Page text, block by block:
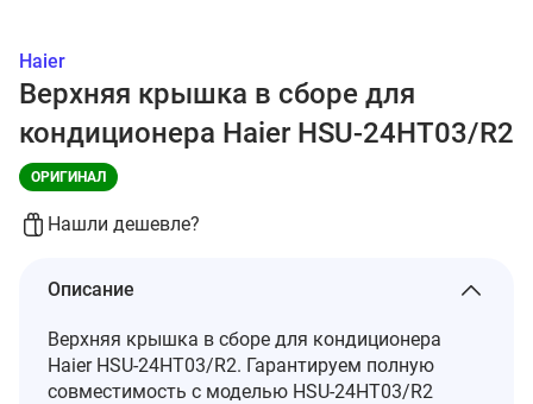
Haier
Верхняя крышка в сборе для
кондиционера Haier HSU-24HT03/R2
ОРИГИНАЛ
Нашли дешевле?
Описание
Верхняя крышка в сборе для кондиционера
Haier HSU-24HT03/R2. Гарантируем полную
совместимость с моделью HSU-24HT03/R2